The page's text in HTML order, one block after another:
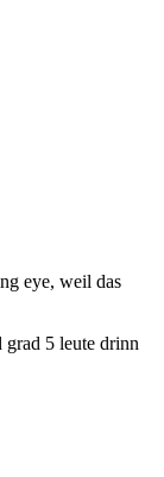
eye, weil das
grad 5 leute drinn